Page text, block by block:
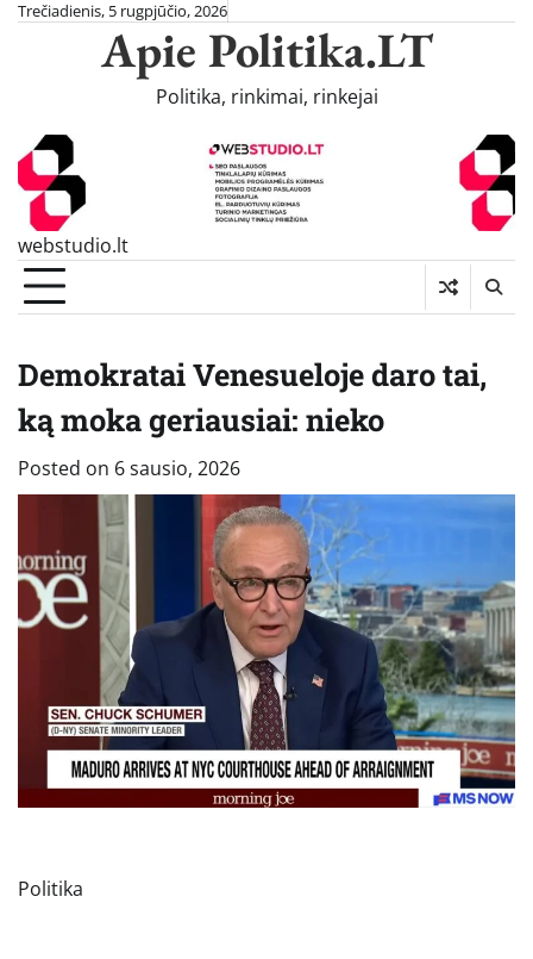
SkipTrečiadienis, 5 rugpjūčio, 2026
Apie Politika.LT
Politika, rinkimai, rinkejai
webstudio.lt
Demokratai Venesueloje daro tai,
ką moka geriausiai: nieko
Posted on 6 sausio, 2026
Politika